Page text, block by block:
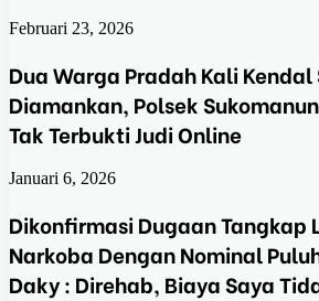
Februari 23, 2026
Dua Warga Pradah Kali
Diamankan, Polsek
Tak Terbukti Judi Online
Januari 6, 2026
Dikonfirmasi Dugaan Tangkap
Narkoba Dengan Nominal
Daky : Direhab, Biaya Saya